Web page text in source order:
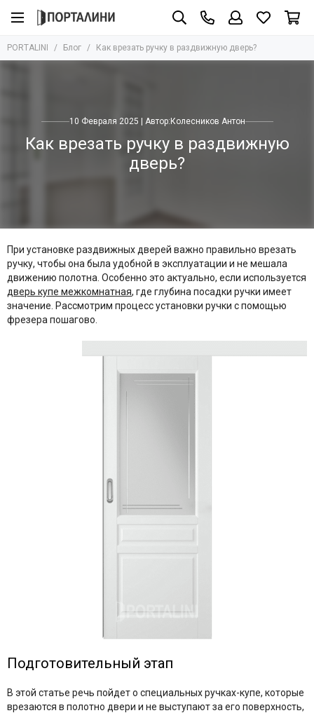
PORTALINI Блог Как врезать ручку в раздвижную дверь?
10 Февраля 2025 | Автор: Колесников Антон
Как врезать ручку в раздвижную
дверь?
При установке раздвижных дверей важно правильно врезать
ручку, чтобы она была удобной в эксплуатации и не мешала
движению полотна. Особенно это актуально, если используется
дверь купе межкомнатная, где глубина посадки ручки имеет
значение. Рассмотрим процесс установки ручки с помощью
фрезера пошагово.
Подготовительный этап
В этой статье речь пойдет о специальных ручках-купе, которые
врезаются в полотно двери и не выступают за его поверхность,